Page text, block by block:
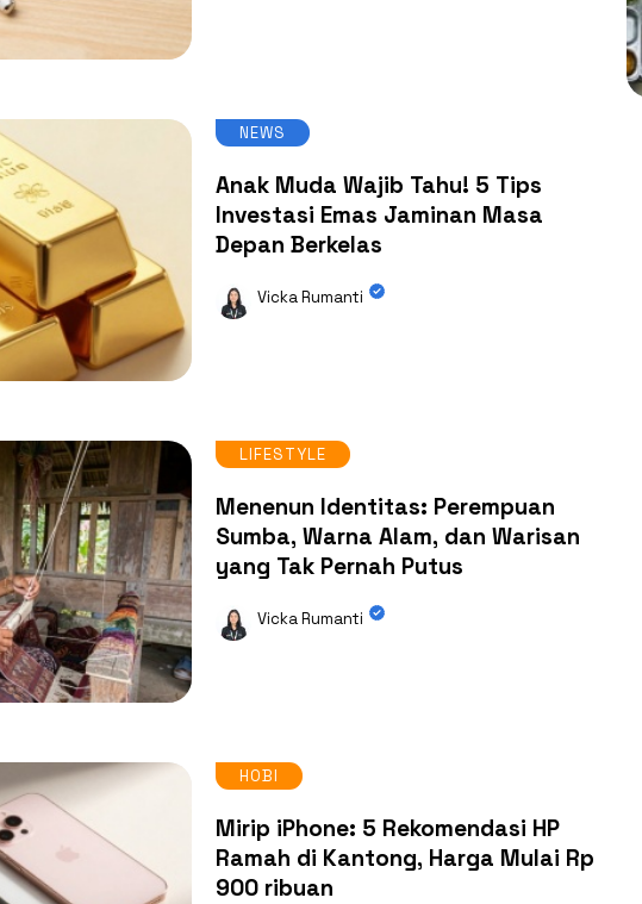
NEWS
Anak Muda Wajib Tahu! 5 Tips
Investasi Emas Jaminan Masa
Depan Berkelas
Vicka Rumanti
LIFESTYLE
Menenun Identitas: Perempuan
Sumba, Warna Alam, dan Warisan
yang Tak Pernah Putus
Vicka Rumanti
HOBI
Mirip iPhone: 5 Rekomendasi HP
Ramah di Kantong, Harga Mulai Rp
900 ribuan